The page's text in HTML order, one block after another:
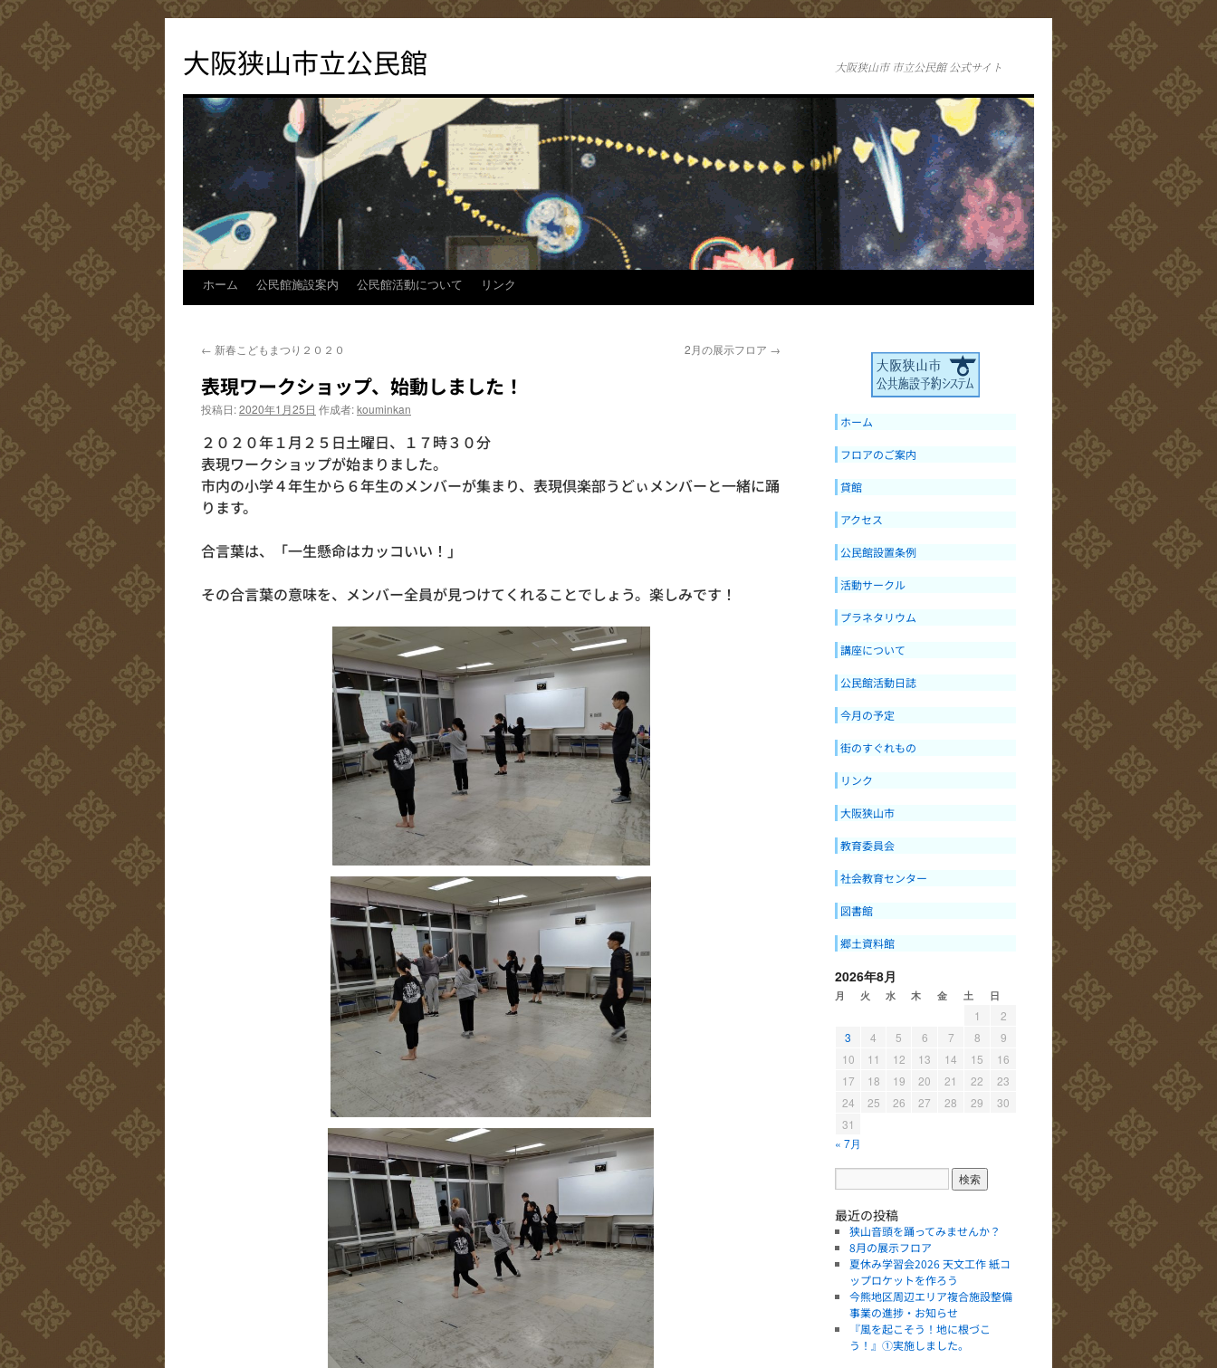
テ
ン
へ
ッ
大阪狭山市立公民館 大阪狭山市 市立公民館 公式サイト
ホーム 公民館施設案内 公民館活動について リンク
← 新春こどもまつり２０２０ 2月の展示フロア →
表現ワークショップ、始動しました！
投稿日:2020年1月25日 作成者:kouminkan
２０２０年１月２５日土曜日、１７時３０分
表現ワークショップが始まりました。
市内の小学４年生から６年生のメンバーが集まり、表現倶楽部うどぃメンバーと一緒に踊
ります。
合言葉は、「一生懸命はカッコいい！」
その合言葉の意味を、メンバー全員が見つけてくれることでしょう。楽しみです！
ホーム
フロアのご案内
貸館
アクセス
公民館設置条例
活動サークル
プラネタリウム
講座について
公民館活動日誌
今月の予定
街のすぐれもの
リンク
大阪狭山市
教育委員会
社会教育センター
図書館
郷土資料館
2026年8月
月 火 水 木 金 土 日
1
2
3
4 5 6 7 8
9
10
11 12 13 14 15
16
17
18 19 20 21 22
23
24
25 26 27 28 29
30
31
« 7月
最近の投稿
狭山音頭を踊ってみませんか？
8月の展示フロア
夏休み学習会2026 天文工作 紙コ
ップロケットを作ろう
今熊地区周辺エリア複合施設整備
事業の進捗・お知らせ
『風を起こそう！地に根づこ
う！』①実施しました。